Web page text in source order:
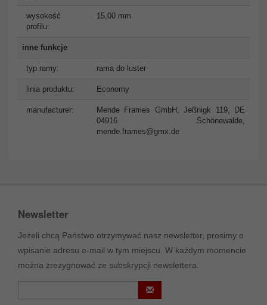
wysokość
profilu:
15,00 mm
inne funkcje
typ ramy: rama do luster
linia produktu: Economy
manufacturer:
Mende Frames GmbH, Jeßnigk 119, DE
04916 Schönewalde,
mende.frames@gmx.de
Newsletter
Jeżeli chcą Państwo otrzymywać nasz newsletter, prosimy o
wpisanie adresu e-mail w tym miejscu. W każdym momencie
można zrezygnować ze subskrypcji newslettera.